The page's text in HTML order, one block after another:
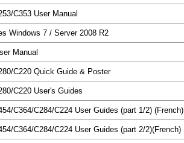
C353 User Manual
Windows 7 / Server 2008 R2
Manual
C220 Quick Guide & Poster
C220 User's Guides
C364/C284/C224 User Guides (part 1/2) (French)
C364/C284/C224 User Guides (part 2/2)(French)